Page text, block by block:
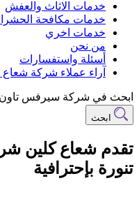
خدمات الاثاث والعفش
خدمات مكافحة
خدمات اخري
من نحن
أسئلة واستفسارات
آراء عملاء شركة شعاع
ابحث في شركة سيرفس تاون
ابحث
تقدم شعاع كلين
تنورة بإحترافية